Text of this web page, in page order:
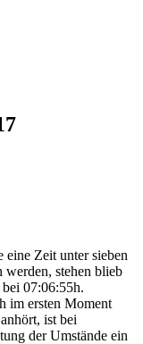
eine Zeit unter sieben
werden, stehen blieb
07:06:55h.
im ersten Moment
ist bei
der Umstände ein